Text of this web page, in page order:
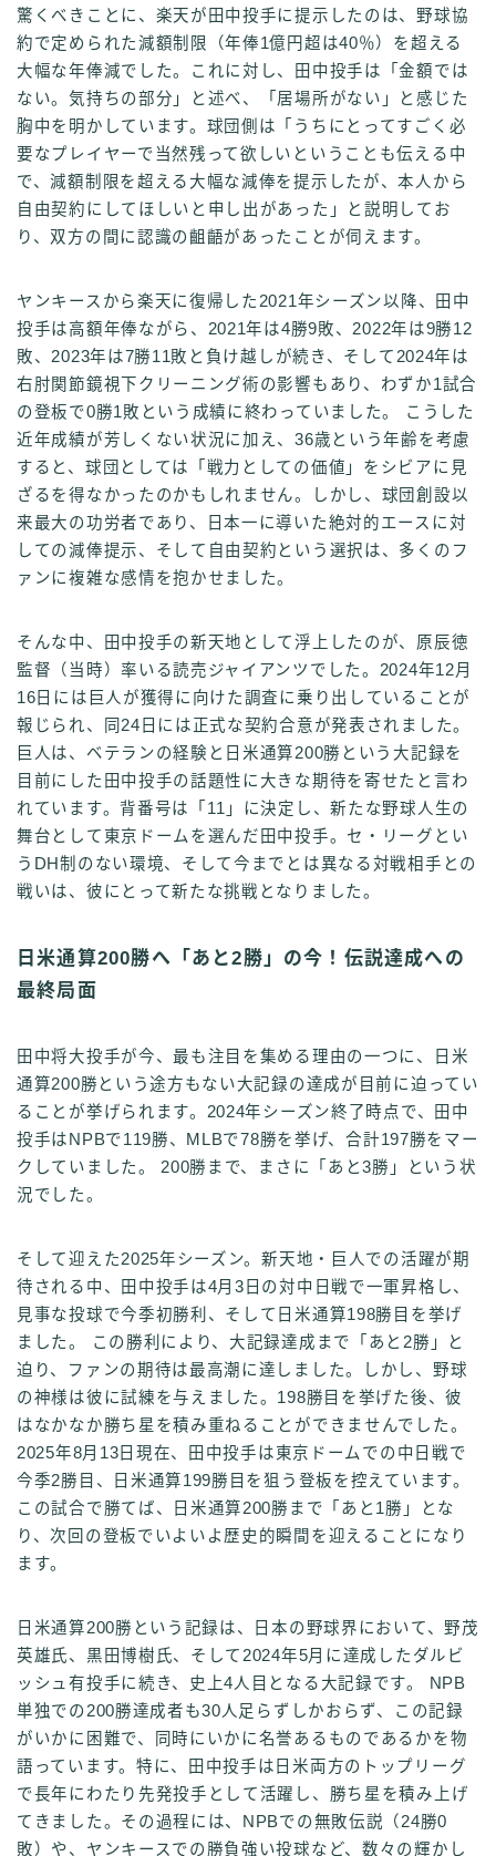
驚くべきことに、楽天が田中投手に提示したのは、野球協
約で定められた減額制限（年俸1億円超は40％）を超える
大幅な年俸減でした。これに対し、田中投手は「金額では
ない。気持ちの部分」と述べ、「居場所がない」と感じた
胸中を明かしています。球団側は「うちにとってすごく必
要なプレイヤーで当然残って欲しいということも伝える中
で、減額制限を超える大幅な減俸を提示したが、本人から
自由契約にしてほしいと申し出があった」と説明してお
り、双方の間に認識の齟齬があったことが伺えます。
ヤンキースから楽天に復帰した2021年シーズン以降、田中
投手は高額年俸ながら、2021年は4勝9敗、2022年は9勝12
敗、2023年は7勝11敗と負け越しが続き、そして2024年は
右肘関節鏡視下クリーニング術の影響もあり、わずか1試合
の登板で0勝1敗という成績に終わっていました。 こうした
近年成績が芳しくない状況に加え、36歳という年齢を考慮
すると、球団としては「戦力としての価値」をシビアに見
ざるを得なかったのかもしれません。しかし、球団創設以
来最大の功労者であり、日本一に導いた絶対的エースに対
しての減俸提示、そして自由契約という選択は、多くのフ
ァンに複雑な感情を抱かせました。
そんな中、田中投手の新天地として浮上したのが、原辰徳
監督（当時）率いる読売ジャイアンツでした。2024年12月
16日には巨人が獲得に向けた調査に乗り出していることが
報じられ、同24日には正式な契約合意が発表されました。
巨人は、ベテランの経験と日米通算200勝という大記録を
目前にした田中投手の話題性に大きな期待を寄せたと言わ
れています。背番号は「11」に決定し、新たな野球人生の
舞台として東京ドームを選んだ田中投手。セ・リーグとい
うDH制のない環境、そして今までとは異なる対戦相手との
戦いは、彼にとって新たな挑戦となりました。
日米通算200勝へ「あと2勝」の今！伝説達成への
最終局面
田中将大投手が今、最も注目を集める理由の一つに、日米
通算200勝という途方もない大記録の達成が目前に迫ってい
ることが挙げられます。2024年シーズン終了時点で、田中
投手はNPBで119勝、MLBで78勝を挙げ、合計197勝をマー
クしていました。 200勝まで、まさに「あと3勝」という状
況でした。
そして迎えた2025年シーズン。新天地・巨人での活躍が期
待される中、田中投手は4月3日の対中日戦で一軍昇格し、
見事な投球で今季初勝利、そして日米通算198勝目を挙げ
ました。 この勝利により、大記録達成まで「あと2勝」と
迫り、ファンの期待は最高潮に達しました。しかし、野球
の神様は彼に試練を与えました。198勝目を挙げた後、彼
はなかなか勝ち星を積み重ねることができませんでした。
2025年8月13日現在、田中投手は東京ドームでの中日戦で
今季2勝目、日米通算199勝目を狙う登板を控えています。
この試合で勝てば、日米通算200勝まで「あと1勝」とな
り、次回の登板でいよいよ歴史的瞬間を迎えることになり
ます。
日米通算200勝という記録は、日本の野球界において、野茂
英雄氏、黒田博樹氏、そして2024年5月に達成したダルビ
ッシュ有投手に続き、史上4人目となる大記録です。 NPB
単独での200勝達成者も30人足らずしかおらず、この記録
がいかに困難で、同時にいかに名誉あるものであるかを物
語っています。特に、田中投手は日米両方のトップリーグ
で長年にわたり先発投手として活躍し、勝ち星を積み上げ
てきました。その過程には、NPBでの無敗伝説（24勝0
敗）や、ヤンキースでの勝負強い投球など、数々の輝かし